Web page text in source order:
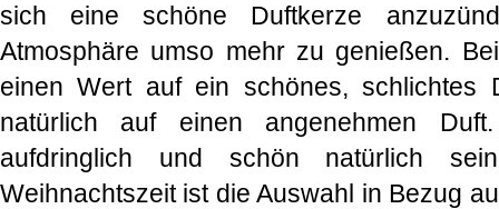
sich eine schöne Duftkerze
Atmosphäre umso mehr zu genießen.
einen Wert auf ein schönes, schlichtes
natürlich auf einen angenehmen
aufdringlich und schön natürlich
Weihnachtszeit ist die Auswahl in Bezug